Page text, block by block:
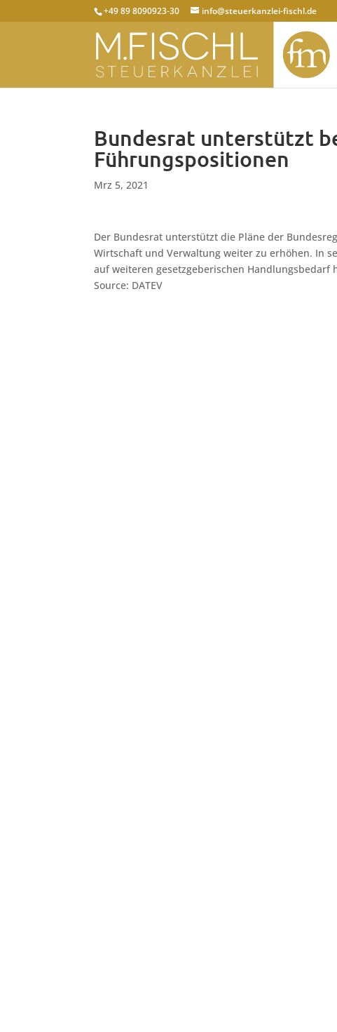
+49 89 8090923-30 info@steuerkanzlei-fischl.de
Bundesrat unterstützt
Führungspositionen
Mrz 5, 2021
Der Bundesrat unterstützt die Pläne der
Wirtschaft und Verwaltung weiter zu erhöhen. In
auf weiteren gesetzgeberischen Handlungsbedarf
Source: DATEV